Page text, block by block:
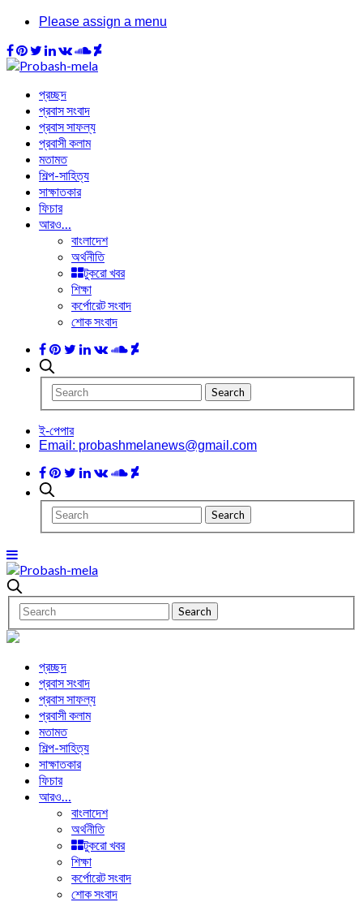
Please assign a menu
প্রচ্ছদ
প্রবাস সংবাদ
প্রবাস সাফল্য
প্রবাসী কলাম
মতামত
শিল্প-সাহিত্য
সাক্ষাতকার
ফিচার
আরও…
বাংলাদেশ
অর্থনীতি
টুকরো খবর
শিক্ষা
কর্পোরেট সংবাদ
শোক সংবাদ
ই-পেপার
Email: probashmelanews@gmail.com
প্রচ্ছদ
প্রবাস সংবাদ
প্রবাস সাফল্য
প্রবাসী কলাম
মতামত
শিল্প-সাহিত্য
সাক্ষাতকার
ফিচার
আরও…
বাংলাদেশ
অর্থনীতি
টুকরো খবর
শিক্ষা
কর্পোরেট সংবাদ
শোক সংবাদ